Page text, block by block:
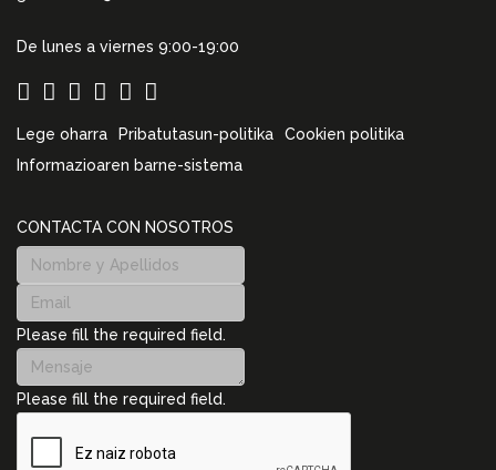
De lunes a viernes 9:00-19:00
Lege oharra Pribatutasun-politika
Cookien politika
Informazioaren barne-sistema
CONTACTA CON NOSOTROS
Please fill the required field.
Please fill the required field.